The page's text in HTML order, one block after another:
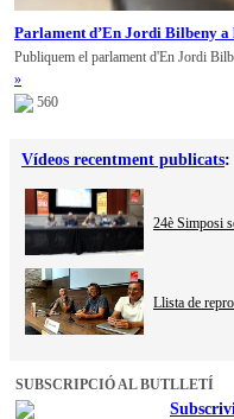
Parlament d’En Jordi Bilbeny
Publiquem el parlament d'En Jordi
»
560
Vídeos recentment publicats:
24è Simposi
Llista de
SUBSCRIPCIÓ AL BUTLLETÍ